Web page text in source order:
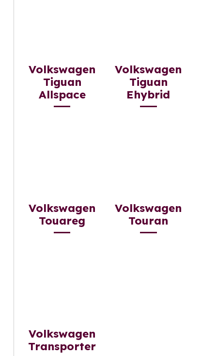
Volkswagen
Tiguan
Allspace
Volkswagen
Tiguan
Ehybrid
Volkswagen
Touareg
Volkswagen
Touran
Volkswagen
Transporter